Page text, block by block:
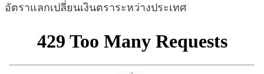
อัตราแลกเปลี่ยนเงินตราระหว่างประเทศ